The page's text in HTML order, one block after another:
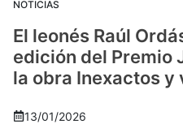
NOTICIAS
El leonés Raúl
edición del Premio
la obra Inexactos y
13/01/2026